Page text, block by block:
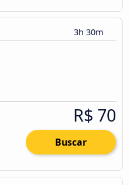
3h 30m
R$ 70
Buscar